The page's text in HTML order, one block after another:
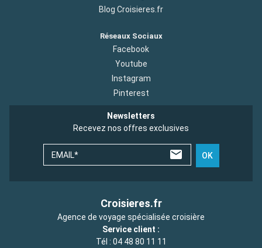
Blog Croisieres.fr
Réseaux Sociaux
Facebook
Youtube
Instagram
Pinterest
Newsletters
Recevez nos offres exclusives
EMAIL* OK
Croisieres.fr
Agence de voyage spécialisée croisière
Service client :
Tél : 04 48 80 11 11